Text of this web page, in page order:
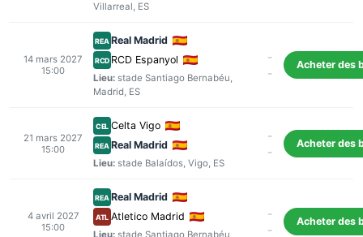
Villarreal, ES
14 mars 2027
15:00
REA Real Madrid
RCD RCD Espanyol
Lieu: stade Santiago Bernabéu,
Madrid, ES
-
-
Acheter des
21 mars 2027
15:00
CEL Celta Vigo
REA Real Madrid
Lieu: stade Balaídos, Vigo, ES
-
-
Acheter des
4 avril 2027
15:00
REA Real Madrid
ATL Atletico Madrid
Lieu: stade Santiago Bernabéu,
-
-
Acheter des